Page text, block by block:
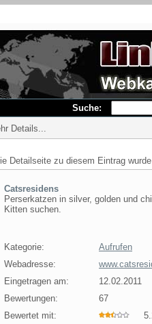
Suche:
Details...
Detailseite zu diesem Eintrag
Catsresidens
Perserkatzen in silver, golden und
Kitten suchen.
Kategorie:
Aufrufen
Webadresse:
Eingetragen am:
12.02.2011
Bewertungen:
67
Bewertet mit: